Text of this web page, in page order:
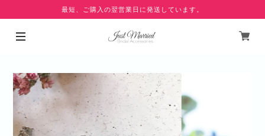
最短、ご購入の翌営業日に発送しています。